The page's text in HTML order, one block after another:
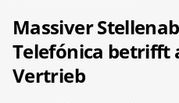
Massiver
Telefónica betrifft
Vertrieb